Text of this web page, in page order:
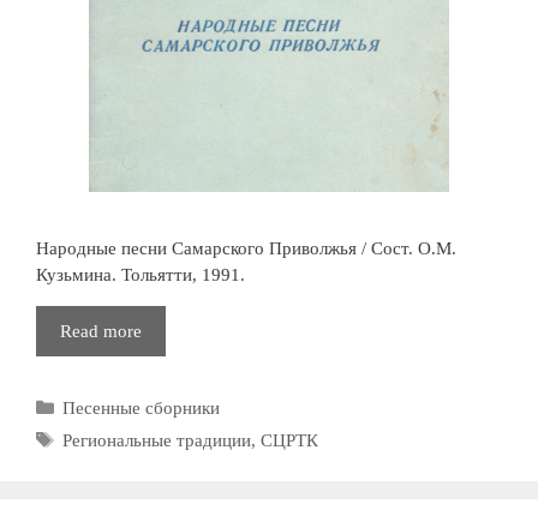
Народные песни Самарского Приволжья / Сост. О.М.
Кузьмина. Тольятти, 1991.
Read more
песни
Приволжья
Рубрики
Песенные сборники
Метки
Региональные традиции, СЦРТК